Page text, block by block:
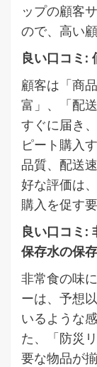
ップの顧客
ので、高い
良い口コミ:
顧客は「商
富」、「配
すぐに届き
ピート購入
品質、配送
好な評価は
購入を促す
良い口コミ:
保存水の保
非常食の味
ーは、予想
いるような
た、「防災
要な物品が